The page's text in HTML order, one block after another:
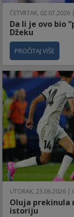
ČETVRTAK,
Da li je ovo bio
Džeku
PROČITAJ VIŠE
UTORAK, 23.06.2026 |
Oluja prekinula
istoriju